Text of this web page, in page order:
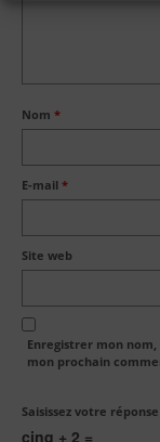
Nom *
E-mail *
Site web
Enregistrer mon
mon prochain
Saisissez votre
cinq + 2 =